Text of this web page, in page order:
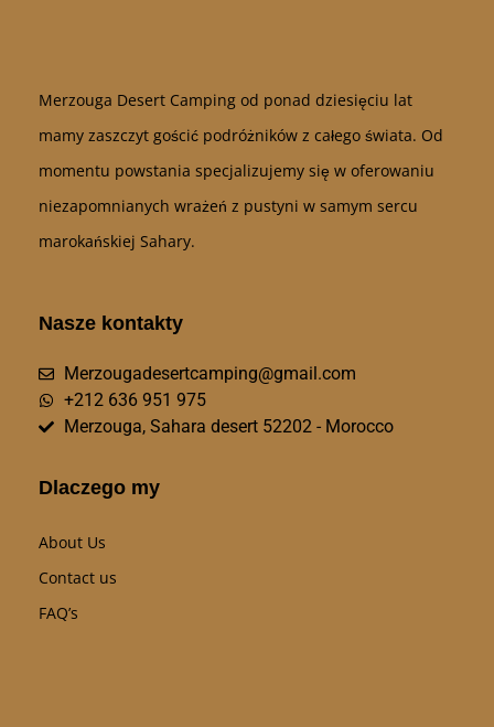
Merzouga Desert Camping od ponad dziesięciu lat
mamy zaszczyt gościć podróżników z całego świata. Od
momentu powstania specjalizujemy się w oferowaniu
niezapomnianych wrażeń z pustyni w samym sercu
marokańskiej Sahary.
Nasze kontakty
Merzougadesertcamping@gmail.com
+212 636 951 975
Merzouga, Sahara desert 52202 - Morocco
Dlaczego my
About Us
Contact us
FAQ’s